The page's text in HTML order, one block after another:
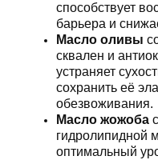
способствует
барьера и
Масло оливы
сквален и
устраняет
сохранить её
обезвоживания.
Масло жожоба
гидролипидной
оптимальный